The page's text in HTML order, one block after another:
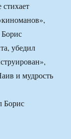
убедил
и мудрость